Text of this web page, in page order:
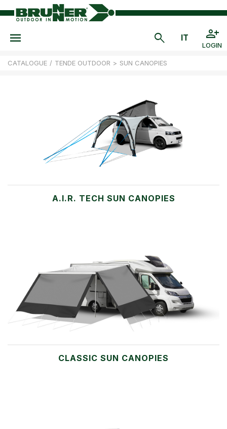
LOGIN
CATALOGUE / TENDE OUTDOOR > SUN CANOPIES
A.I.R. TECH SUN CANOPIES
CLASSIC SUN CANOPIES